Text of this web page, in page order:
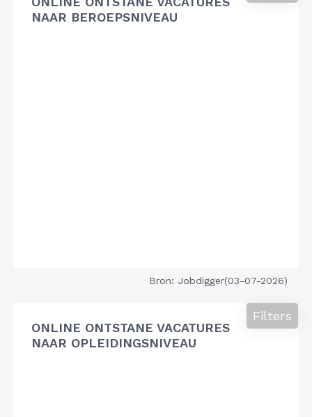
NAAR BEROEPSNIVEAU
Bron: Jobdigger(03-07-2026)
ONLINE ONTSTANE VACATURES
NAAR OPLEIDINGSNIVEAU
Filters